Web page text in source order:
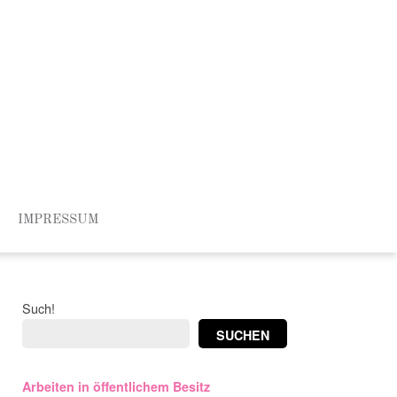
IMPRESSUM
Such!
SUCHEN
Arbeiten in öffentlichem Besitz